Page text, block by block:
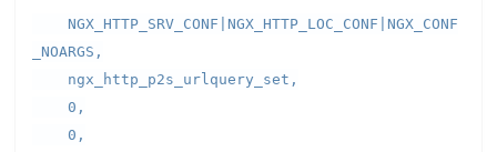
NGX_HTTP_SRV_CONF|NGX_HTTP_LOC_CONF|NGX_CONF
_NOARGS,
ngx_http_p2s_urlquery_set,
0,
0,